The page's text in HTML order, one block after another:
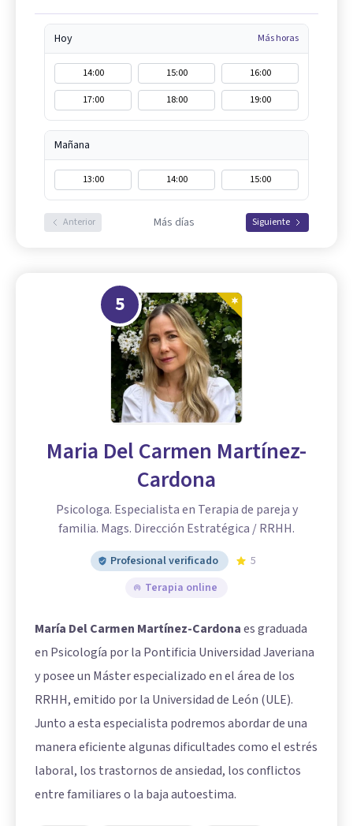
Hoy Más horas
14:00 15:00
16:00
17:00
18:00 19:00
Mañana
13:00 14:00 15:00
Anterior Más días Siguiente
5
Maria Del Carmen Martínez-
Cardona
Psicologa. Especialista en Terapia de pareja y
familia. Mags. Dirección Estratégica / RRHH.
Profesional verificado
5
Terapia online
María Del Carmen Martínez-Cardonaes graduada
en Psicología por la Pontificia Universidad Javeriana
y posee un Máster especializado en el área de los
RRHH, emitido por la Universidad de León (ULE).
Junto a esta especialista podremos abordar de una
manera eficiente algunas dificultades como el estrés
laboral, los trastornos de ansiedad, los conflictos
entre familiares o la baja autoestima.